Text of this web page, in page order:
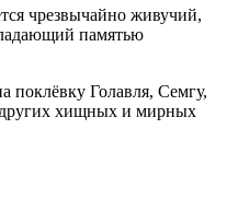
чрезвычайно живучий,
памятью
поклёвку Голавля, Семгу,
хищных и мирных